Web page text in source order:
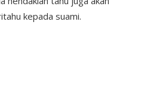
kepada suami.